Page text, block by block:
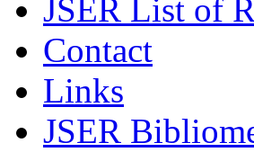
JSER List of
Contact
Links
JSER